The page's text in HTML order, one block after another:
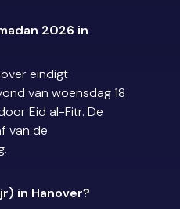
2026 in
eindigt
van woensdag 18
Eid al-Fitr. De
van de
in Hanover?